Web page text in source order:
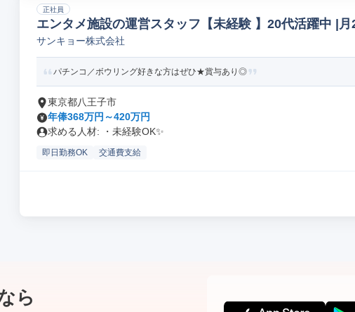
正社員
エンタメ施設の運営スタッフ【未経験 】20代活躍中 |
サンキョー株式会社
パチンコ／ボウリング好きな方はぜひ★賞与あり◎
東京都八王子市
年俸368万円～420万円
求める人材: ・未経験OK✨
即日勤務OK 交通費支給
ら